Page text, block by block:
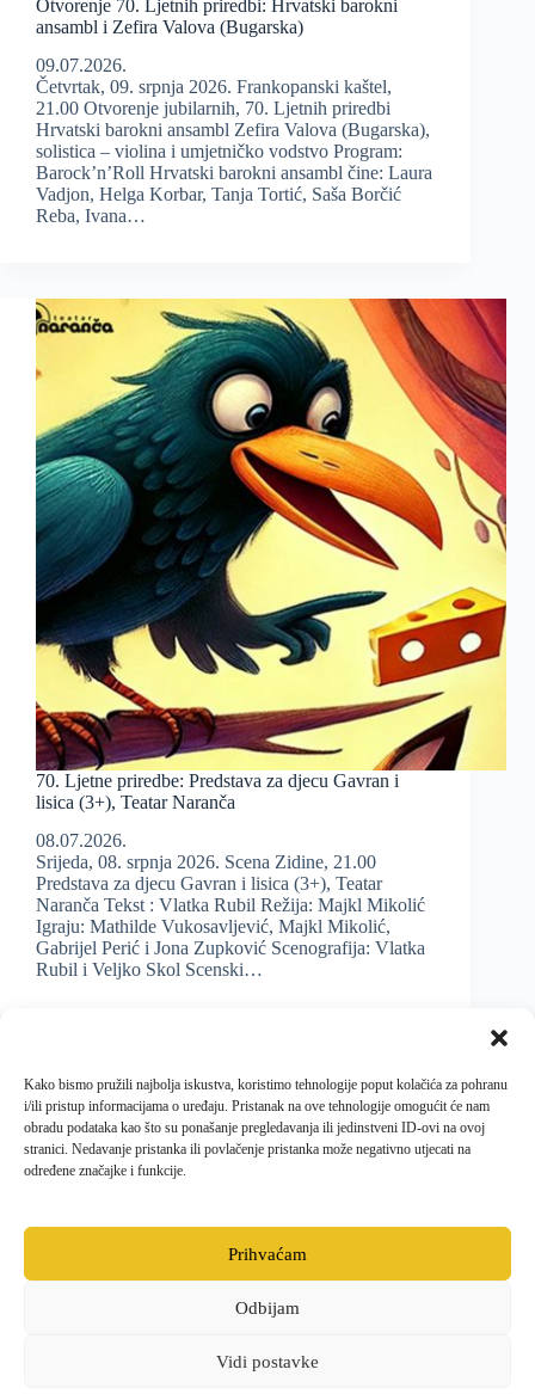
Kako bismo pružili najbolja iskustva, koristimo tehnologije poput kolačića za pohranu
i/ili pristup informacijama o uređaju. Pristanak na ove tehnologije omogućit će nam
obradu podataka kao što su ponašanje pregledavanja ili jedinstveni ID-ovi na ovoj
stranici. Nedavanje pristanka ili povlačenje pristanka može negativno utjecati na
određene značajke i funkcije.
Prihvaćam
Odbijam
Vidi postavke
Otvorenje 70. Ljetnih priredbi: Hrvatski barokni
ansambl i Zefira Valova (Bugarska)
09.07.2026.
Četvrtak, 09. srpnja 2026. Frankopanski kaštel,
21.00 Otvorenje jubilarnih, 70. Ljetnih priredbi
Hrvatski barokni ansambl Zefira Valova (Bugarska),
solistica – violina i umjetničko vodstvo Program:
Barock’n’Roll Hrvatski barokni ansambl čine: Laura
Vadjon, Helga Korbar, Tanja Tortić, Saša Borčić
Reba, Ivana…
70. Ljetne priredbe: Predstava za djecu Gavran i
lisica (3+), Teatar Naranča
08.07.2026.
Srijeda, 08. srpnja 2026. Scena Zidine, 21.00
Predstava za djecu Gavran i lisica (3+), Teatar
Naranča Tekst : Vlatka Rubil Režija: Majkl Mikolić
Igraju: Mathilde Vukosavljević, Majkl Mikolić,
Gabrijel Perić i Jona Zupković Scenografija: Vlatka
Rubil i Veljko Skol Scenski…
PRETHODNO 1 2 3
4
8
SLJEDEĆE